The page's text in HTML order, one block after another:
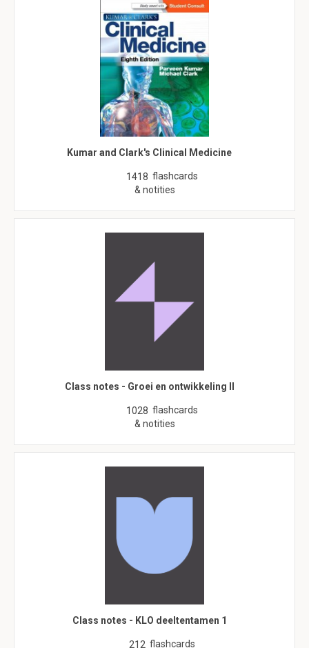
Kumar and Clark's Clinical Medicine
1418 flashcards
& notities
Class notes - Groei en ontwikkeling II
1028 flashcards
& notities
Class notes - KLO deeltentamen 1
212 flashcards